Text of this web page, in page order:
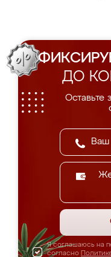
ДО
Оставьте
Я соглашаюсь на
согласно